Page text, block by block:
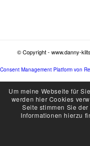
© Copyright - www.danny-
Um meine Webseite für
werden hier Cookies
Seite stimmen Sie
Informationen hierzu
Consent Management Platform von